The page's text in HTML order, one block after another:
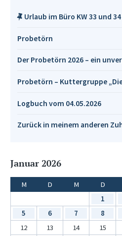
Urlaub im Büro KW 33 und 34
Probetörn
Der Probetörn 2026 – ein
Probetörn – Kuttergruppe
Logbuch vom 04.05.2026
Zurück in meinem anderen
Januar 2026
M D M D
1
5
6 7 8
12
13 14 15